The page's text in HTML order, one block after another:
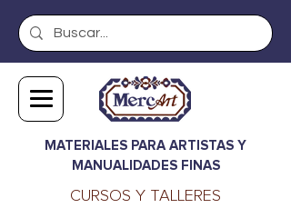
MATERIALES PARA ARTISTAS Y
MANUALIDADES FINAS
CURSOS Y TALLERES